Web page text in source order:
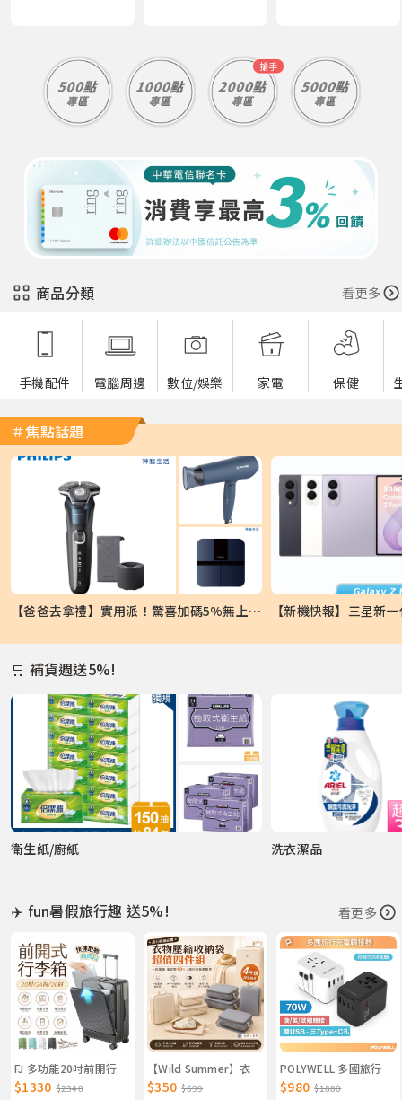
搶手
商品分類 看更多
手機配件 電腦周邊 數位/娛樂 家電 保健
＃焦點話題
【爸爸去拿禮】實用派！驚喜加碼5%無上限...
🛒 補貨週送5%!
衛生紙/廚紙 洗衣潔品
✈️ fun暑假旅行趣 送5%! 看更多
FJ 多功能20吋前開行李箱/登機箱KC20（USB/TYPE-C雙延伸充電孔方便充電）
$1330 $2340
【Wild Summer】衣物壓縮收納袋超值四件組 盥洗包 收納包 內衣包 鞋袋 行李箱分類
$350 $699
POLYWELL 多國旅行充電轉接頭 70W 萬國旅行充 三Type-C＋雙USB-A BSMI免驗 寶利威爾 台灣現貨
$980 $1880